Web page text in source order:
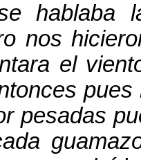
hablaba
nos
el
pesadas